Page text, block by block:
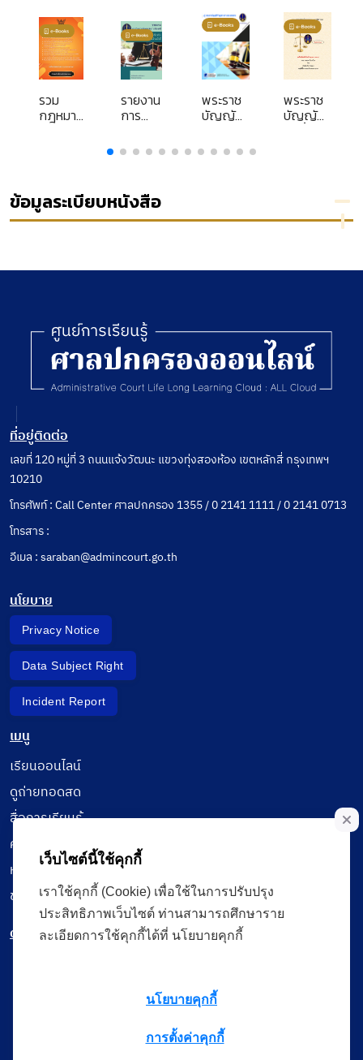
รวม
กฎหมาย
รายงาน
การ
เหตุแห่ง
การ
: คดี
พิพาท
เกี่ยวกับ
ละเมิด
พระราช
บัญญัติ
ข่าวสาร
ของ
พระราช
ข้อมูล
2562 และ
เกี่ยวข้อง
พระราช
บัญญัติ
ปกครอง
ประชุม
ปกครอง
สูงสุด
ระเบียบ
คำแนะนำ
กับ
กฎหมาย
ข้อมูลระเบียบหนังสือ
ที่อยู่ติดต่อ
เลขที่ 120 หมู่ที่ 3 ถนนแจ้งวัฒนะ แขวงทุ่งสองห้อง เขตหลักสี่ กรุงเทพฯ
10210
โทรศัพท์ : Call Center ศาลปกครอง 1355 / 0 2141 1111 / 0 2141 0713
โทรสาร :
อีเมล : saraban@admincourt.go.th
นโยบาย
Privacy Notice
Data Subject Right
Incident Report
เมนู
เรียนออนไลน์
ดูถ่ายทอดสด
สื่อการเรียนรู้
ค้นรายการหนังสือ
หนังสืออิเล็กทรอนิกส์
ข้อมูลผู้ใช้งาน
ดาวน์โหลดใช้งานบนแอปพลิเคชัน
เว็บไซต์นี้ใช้คุกกี้
เราใช้คุกกี้ (Cookie) เพื่อใช้ในการปรับปรุง
ประสิทธิภาพเว็บไซต์ ท่านสามารถศึกษาราย
ละเอียดการใช้คุกกี้ได้ที่ นโยบายคุกกี้
นโยบายคุกกี้
การตั้งค่าคุกกี้